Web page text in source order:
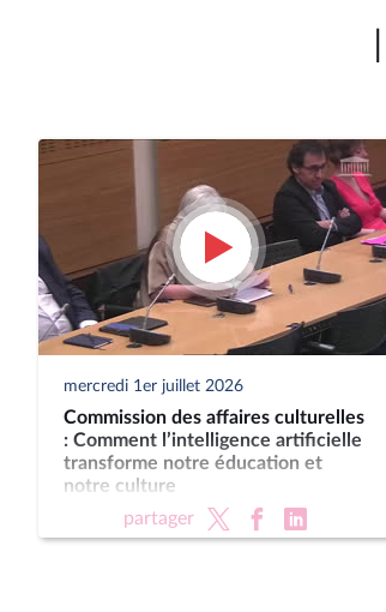
mercredi 1er juillet 2026
Commission des affaires culturelles
: Comment l’intelligence artificielle
transforme notre éducation et
notre culture
partager